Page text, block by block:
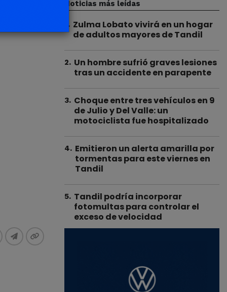
Noticias más leídas
. Zulma Lobato vivirá en un hogar
de adultos mayores de Tandil
2. Un hombre sufrió graves lesiones
tras un accidente en parapente
3. Choque entre tres vehículos en 9
de Julio y Del Valle: un
motociclista fue hospitalizado
4. Emitieron un alerta amarilla por
tormentas para este viernes en
Tandil
5. Tandil podría incorporar
fotomultas para controlar el
exceso de velocidad